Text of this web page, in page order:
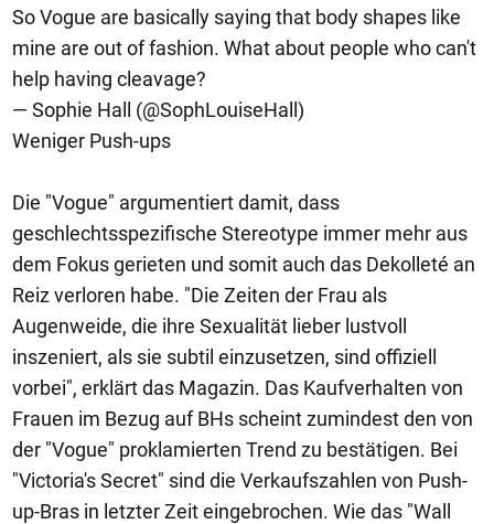
So Vogue are basically saying that body shapes like
mine are out of fashion. What about people who can't
help having cleavage?
— Sophie Hall (@SophLouiseHall)
Weniger Push-ups
Die "Vogue" argumentiert damit, dass
geschlechtsspezifische Stereotype immer mehr aus
dem Fokus gerieten und somit auch das Dekolleté an
Reiz verloren habe. "Die Zeiten der Frau als
Augenweide, die ihre Sexualität lieber lustvoll
inszeniert, als sie subtil einzusetzen, sind offiziell
vorbei", erklärt das Magazin. Das Kaufverhalten von
Frauen im Bezug auf BHs scheint zumindest den von
der "Vogue" proklamierten Trend zu bestätigen. Bei
"Victoria's Secret" sind die Verkaufszahlen von Push-
up-Bras in letzter Zeit eingebrochen. Wie das "Wall